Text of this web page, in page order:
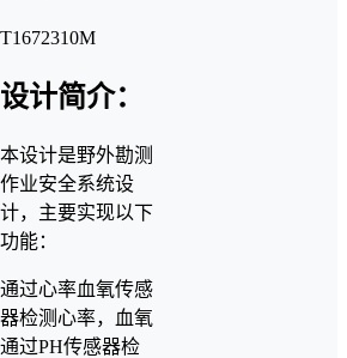
T1672310M
设计简介：
本设计是野外勘测
作业安全系统设
计，主要实现以下
功能：
通过心率血氧传感
器检测心率，血氧
通过PH传感器检